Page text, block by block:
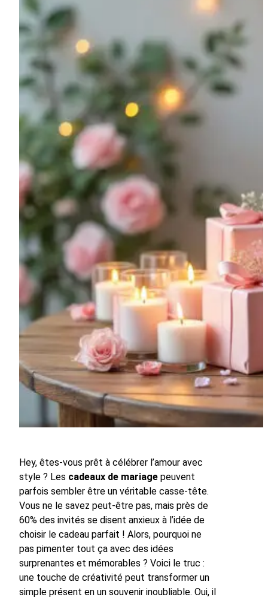
Hey, êtes-vous prêt à célébrer l’amour avec
style ? Les cadeaux de mariage peuvent
parfois sembler être un véritable casse-tête.
Vous ne le savez peut-être pas, mais près de
60% des invités se disent anxieux à l’idée de
choisir le cadeau parfait ! Alors, pourquoi ne
pas pimenter tout ça avec des idées
surprenantes et mémorables ? Voici le truc :
une touche de créativité peut transformer un
simple présent en un souvenir inoubliable. Oui, il